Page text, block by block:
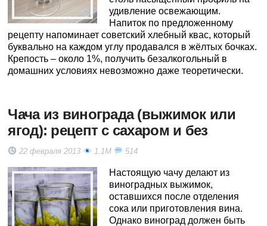
удивление освежающим.
Напиток по предложенному
рецепту напоминает советский хлебный квас, который
буквально на каждом углу продавался в жёлтых бочках.
Крепость – около 1%, получить безалкогольный в
домашних условиях невозможно даже теоретически.
Чача из винограда (выжимок или
ягод): рецепт с сахаром и без
22 февраля 2013 1.1M 514
Настоящую чачу делают из
виноградных выжимок,
оставшихся после отделения
сока или приготовления вина.
Однако виноград должен быть